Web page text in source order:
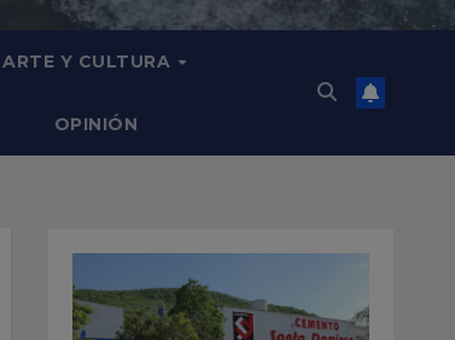
ARTE Y CULTURA
OPINIÓN